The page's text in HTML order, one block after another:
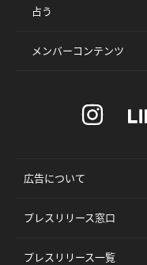
占う
メンバーコンテンツ
広告について
プレスリリース窓口
プレスリリース一覧